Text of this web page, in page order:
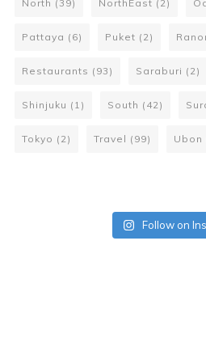
North (39) NorthEast (2)
Pattaya (6) Puket (2)
Restaurants (93) Saraburi (2)
Shinjuku (1) South (42)
Tokyo (2) Travel (99) Ubon
Follow on